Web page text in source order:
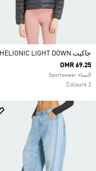
جاكيت HELIONIC LIGHT DOWN
OMR 69.25
النساء Sportswear
2 Colours